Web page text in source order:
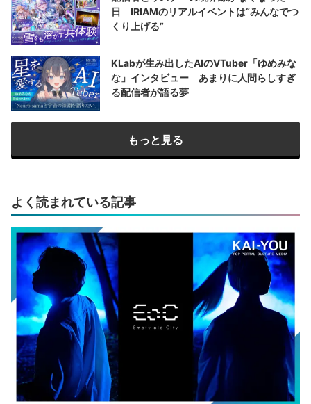
日 IRIAMのリアルイベントは“みんなでつ
くり上げる”
KLabが生み出したAIのVTuber「ゆめみな
な」インタビュー あまりに人間らしすぎ
る配信者が語る夢
もっと見る
よく読まれている記事